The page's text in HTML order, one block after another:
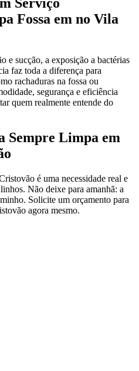
Fossa em no Vila
e sucção, a exposição a bactérias
faz toda a diferença para
rachaduras na fossa ou
segurança e eficiência
quem realmente entende do
Sempre Limpa em
é uma necessidade real e
Não deixe para amanhã: a
Solicite um orçamento para
agora mesmo.